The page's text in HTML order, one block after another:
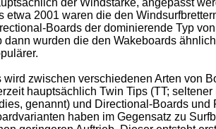
etwa 2001 waren die den
Boards der dominierende Typ
dann wurden die den Wakeboards
wird zwischen verschiedenen Arten von
hauptsächlich Twin Tips (TT;
genannt) und Directional-Boards und
haben im Gegensatz zu